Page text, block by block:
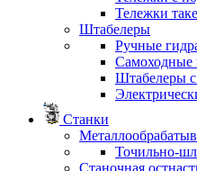
Тележки
Штабелеры
Ручные
Самоходные
Штабелеры
Станки
Точильно-
Станочная